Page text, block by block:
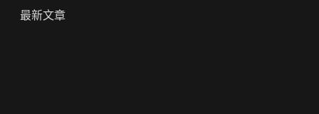
團
最新文章